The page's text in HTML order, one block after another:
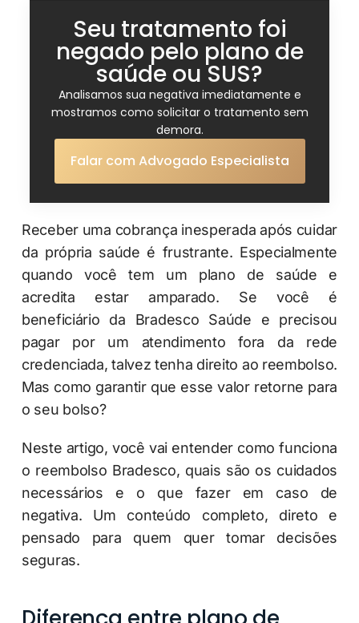
Seu tratamento foi
negado pelo plano de
saúde ou SUS?
Analisamos sua negativa imediatamente e
mostramos como solicitar o tratamento sem
demora.
Falar com Advogado Especialista
Receber uma cobrança inesperada após cuidar
da própria saúde é frustrante. Especialmente
quando você tem um plano de saúde e
acredita estar amparado. Se você é
beneficiário da Bradesco Saúde e precisou
pagar por um atendimento fora da rede
credenciada, talvez tenha direito ao reembolso.
Mas como garantir que esse valor retorne para
o seu bolso?
Neste artigo, você vai entender como funciona
o reembolso Bradesco, quais são os cuidados
necessários e o que fazer em caso de
negativa. Um conteúdo completo, direto e
pensado para quem quer tomar decisões
seguras.